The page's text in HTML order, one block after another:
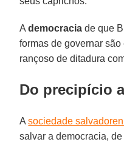
Ademocracia de que
formas de governar
rançoso de ditadura
Do precipício
Asociedade
salvar a democracia,